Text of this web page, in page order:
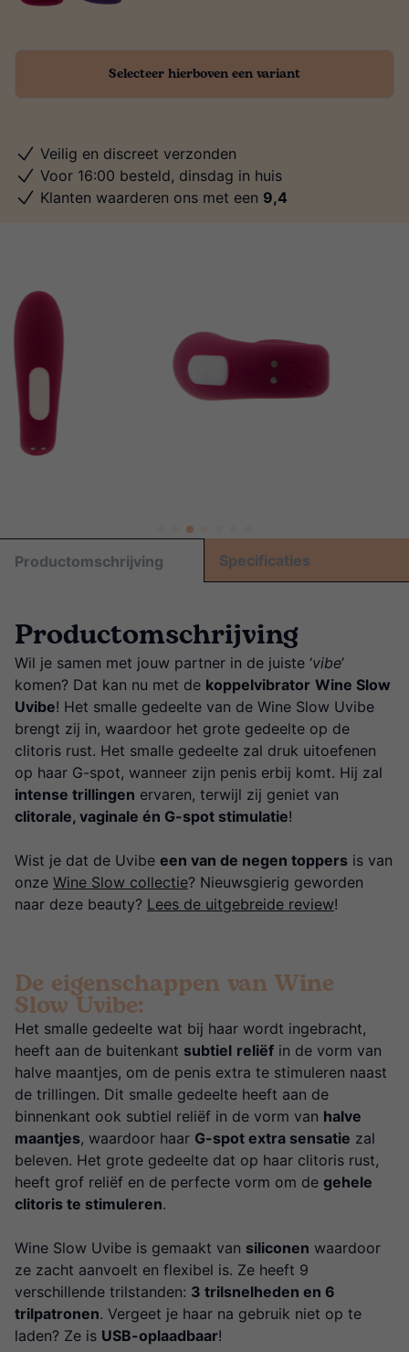
Selecteer hierboven een variant
Veilig en discreet verzonden
Voor 16:00 besteld, dinsdag in huis
Klanten waarderen ons met een 9,4
Productomschrijving Specificaties
Productomschrijving
Wil je samen met jouw partner in de juiste ‘vibe’
komen? Dat kan nu met de koppelvibrator Wine Slow
Uvibe! Het smalle gedeelte van de Wine Slow Uvibe
brengt zij in, waardoor het grote gedeelte op de
clitoris rust. Het smalle gedeelte zal druk uitoefenen
op haar G-spot, wanneer zijn penis erbij komt. Hij zal
intense trillingen ervaren, terwijl zij geniet van
clitorale, vaginale én G-spot stimulatie!
Wist je dat de Uvibe een van de negen toppers is van
onze Wine Slow collectie? Nieuwsgierig geworden
naar deze beauty? Lees de uitgebreide review!
De eigenschappen van Wine
Slow Uvibe:
Het smalle gedeelte wat bij haar wordt ingebracht,
heeft aan de buitenkant subtiel reliëf in de vorm van
halve maantjes, om de penis extra te stimuleren naast
de trillingen. Dit smalle gedeelte heeft aan de
binnenkant ook subtiel reliëf in de vorm van halve
maantjes, waardoor haar G-spot extra sensatie zal
beleven. Het grote gedeelte dat op haar clitoris rust,
heeft grof reliëf en de perfecte vorm om de gehele
clitoris te stimuleren.
Wine Slow Uvibe is gemaakt van siliconen waardoor
ze zacht aanvoelt en flexibel is. Ze heeft 9
verschillende trilstanden: 3 trilsnelheden en 6
trilpatronen. Vergeet je haar na gebruik niet op te
laden? Ze is USB-oplaadbaar!